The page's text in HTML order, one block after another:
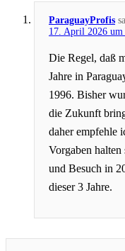
ParaguayProfis
17. April 2026
Die Regel, daß
Jahre in
1996. Bisher
die Zukunft
daher empfehle
Vorgaben
und Besuch in
dieser 3 Jahre.